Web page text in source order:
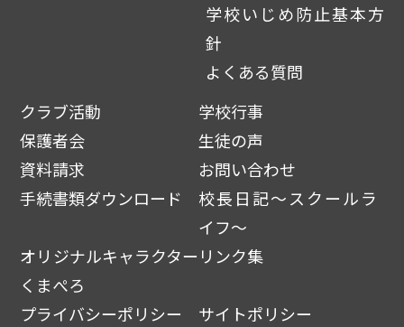
学校いじめ防止基本方
針
よくある質問
クラブ活動
学校行事
保護者会
生徒の声
資料請求
お問い合わせ
手続書類ダウンロード
校長日記～スクールラ
イフ～
オリジナルキャラクター
くまぺろ
リンク集
プライバシーポリシー サイトポリシー